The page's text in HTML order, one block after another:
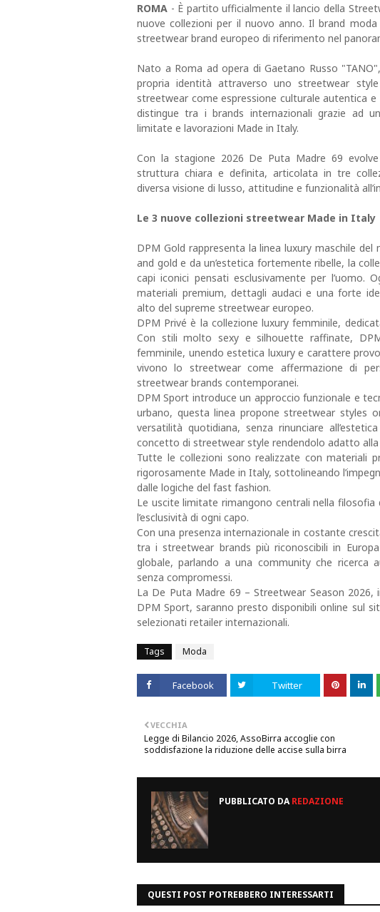
ROMA - È partito ufficialmente il lancio della
nuove collezioni per il nuovo anno. Il brand
streetwear brand europeo di riferimento nel
Nato a Roma ad opera di Gaetano Russo
propria identità attraverso uno streetwear
streetwear come espressione culturale autentica
distingue tra i brands internazionali grazie ad
limitate e lavorazioni Made in Italy.
Con la stagione 2026 De Puta Madre 69
struttura chiara e definita, articolata in tre
diversa visione di lusso, attitudine e funzionalità
Le 3 nuove collezioni streetwear Made in Italy
DPM Gold rappresenta la linea luxury maschile
and gold e da un’estetica fortemente ribelle, la
capi iconici pensati esclusivamente per l’uomo.
materiali premium, dettagli audaci e una forte
alto del supreme streetwear europeo.
DPM Privé è la collezione luxury femminile,
Con stili molto sexy e silhouette raffinate,
femminile, unendo estetica luxury e carattere
vivono lo streetwear come affermazione di
streetwear brands contemporanei.
DPM Sport introduce un approccio funzionale e
urbano, questa linea propone streetwear styles
versatilità quotidiana, senza rinunciare
concetto di streetwear style rendendolo adatto
Tutte le collezioni sono realizzate con materiali
rigorosamente Made in Italy, sottolineando
dalle logiche del fast fashion.
Le uscite limitate rimangono centrali nella
l’esclusività di ogni capo.
Con una presenza internazionale in costante
tra i streetwear brands più riconoscibili in
globale, parlando a una community che
senza compromessi.
La De Puta Madre 69 – Streetwear Season 2026,
DPM Sport, saranno presto disponibili online sul
selezionati retailer internazionali.
Tags Moda
Facebook Twitter
VECCHIA
Legge di Bilancio 2026, AssoBirra accoglie con
soddisfazione la riduzione delle accise sulla birra
PUBBLICATO DAREDAZIONE
QUESTI POST POTREBBERO INTERESSARTI